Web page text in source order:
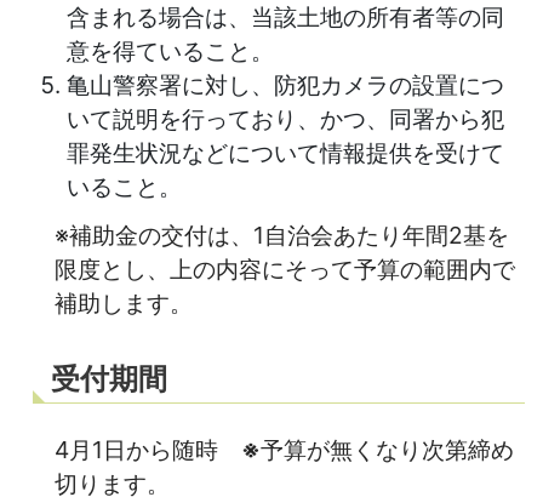
含まれる場合は、当該土地の所有者等の同
意を得ていること。
亀山警察署に対し、防犯カメラの設置につ
いて説明を行っており、かつ、同署から犯
罪発生状況などについて情報提供を受けて
いること。
※補助金の交付は、1自治会あたり年間2基を
限度とし、上の内容にそって予算の範囲内で
補助します。
受付期間
4月1日から随時 ※予算が無くなり次第締め
切ります。